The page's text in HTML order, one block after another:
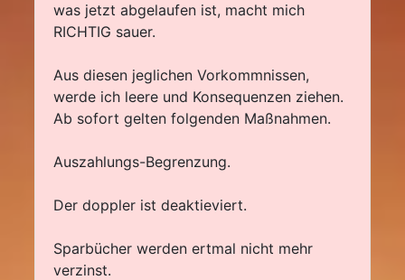
was jetzt abgelaufen ist, macht mich
RICHTIG sauer.
Aus diesen jeglichen Vorkommnissen,
werde ich leere und Konsequenzen ziehen.
Ab sofort gelten folgenden Maßnahmen.
Auszahlungs-Begrenzung.
Der doppler ist deaktieviert.
Sparbücher werden ertmal nicht mehr
verzinst.